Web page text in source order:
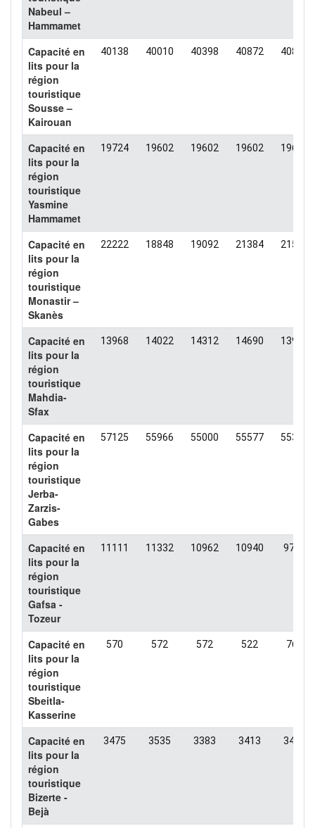
Nabeul –
Hammamet
Capacité en
lits pour la
région
touristique
Sousse –
Kairouan
40138 40010 40398 40872 40866
Capacité en
lits pour la
région
touristique
Yasmine
Hammamet
19724 19602 19602 19602 19602
Capacité en
lits pour la
région
touristique
Monastir –
Skanès
22222 18848 19092 21384 21517
Capacité en
lits pour la
région
touristique
Mahdia-
Sfax
13968 14022 14312 14690 13927
Capacité en
lits pour la
région
touristique
Jerba-
Zarzis-
Gabes
57125 55966 55000 55577 55393
Capacité en
lits pour la
région
touristique
Gafsa -
Tozeur
11111 11332 10962 10940 9724
Capacité en
lits pour la
région
touristique
Sbeitla-
Kasserine
570 572 572 522 766
Capacité en
lits pour la
région
touristique
Bizerte -
Bejà
3475 3535 3383 3413 3426